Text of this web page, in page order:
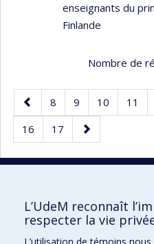
enseignants du
Finlande
Nombre de
Page
précédente
Page
8 Page
9 Page
10 Page
11
Page
16 Page
17
Page
suivante
L’UdeM reconnaît
respecter la vie
L’utilisation de témoins